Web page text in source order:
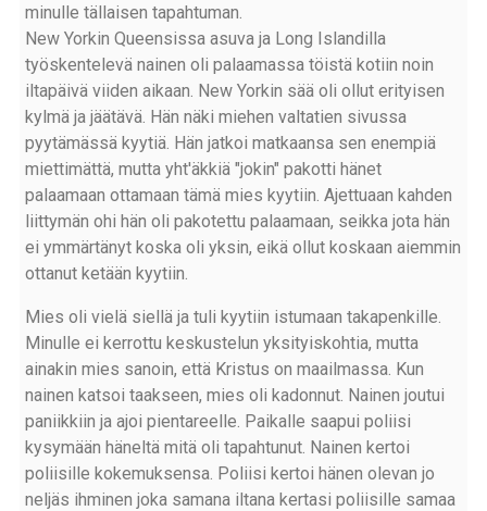
minulle tällaisen tapahtuman.
New Yorkin Queensissa asuva ja Long Islandilla
työskentelevä nainen oli palaamassa töistä kotiin noin
iltapäivä viiden aikaan. New Yorkin sää oli ollut erityisen
kylmä ja jäätävä. Hän näki miehen valtatien sivussa
pyytämässä kyytiä. Hän jatkoi matkaansa sen enempiä
miettimättä, mutta yht'äkkiä "jokin" pakotti hänet
palaamaan ottamaan tämä mies kyytiin. Ajettuaan kahden
liittymän ohi hän oli pakotettu palaamaan, seikka jota hän
ei ymmärtänyt koska oli yksin, eikä ollut koskaan aiemmin
ottanut ketään kyytiin.
Mies oli vielä siellä ja tuli kyytiin istumaan takapenkille.
Minulle ei kerrottu keskustelun yksityiskohtia, mutta
ainakin mies sanoin, että Kristus on maailmassa. Kun
nainen katsoi taakseen, mies oli kadonnut. Nainen joutui
paniikkiin ja ajoi pientareelle. Paikalle saapui poliisi
kysymään häneltä mitä oli tapahtunut. Nainen kertoi
poliisille kokemuksensa. Poliisi kertoi hänen olevan jo
neljäs ihminen joka samana iltana kertasi poliisille samaa